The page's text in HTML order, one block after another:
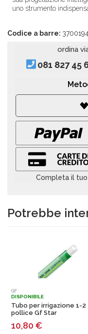
uno strumento
Codice a barre:
ordina
081 827 45
Completa il
Potrebbe
GF
DISPONIBILE
Tubo per irrigazione 1-2
pollice Gf Star
10,80 €